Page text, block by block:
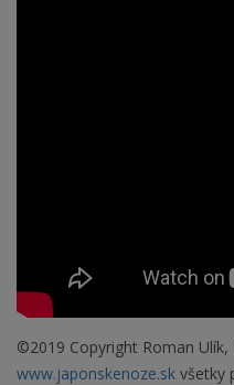
©2019 Copyright Roman Ulík,
www.japonskenoze.sk všetky